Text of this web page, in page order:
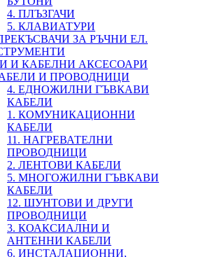
4. ПЛЪЗГАЧИ
5. КЛАВИАТУРИ
ЗА РЪЧНИ ЕЛ.
И КАБЕЛНИ АКСЕСОАРИ
И ПРОВОДНИЦИ
4. ЕДНОЖИЛНИ ГЪВКАВИ
КАБЕЛИ
1. КОМУНИКАЦИОННИ
КАБЕЛИ
11. НАГРЕВАТЕЛНИ
ПРОВОДНИЦИ
2. ЛЕНТОВИ КАБЕЛИ
5. МНОГОЖИЛНИ ГЪВКАВИ
КАБЕЛИ
12. ШУНТОВИ И ДРУГИ
ПРОВОДНИЦИ
3. КОАКСИАЛНИ И
АНТЕННИ КАБЕЛИ
6. ИНСТАЛАЦИОННИ,